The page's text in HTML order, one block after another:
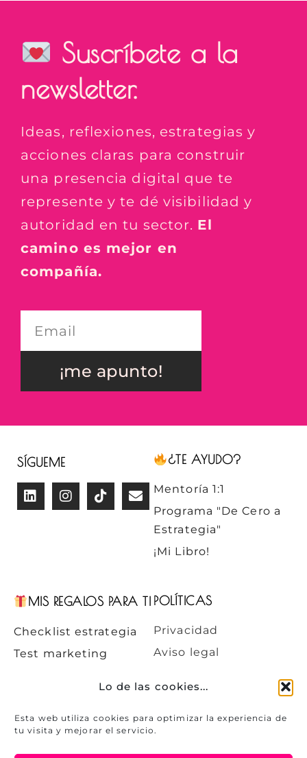
Lo de las cookies...
Esta web utiliza cookies para optimizar la experiencia de
tu visita y mejorar el servicio.
Suscríbete a la
newsletter.
Ideas, reflexiones, estrategias y
acciones claras para construir
una presencia digital que te
represente y te dé visibilidad y
autoridad en tu sector. El
camino es mejor en
compañía.
¡me apunto!
SÍGUEME ¿TE AYUDO?
Mentoría 1:1
Programa "De Cero a
Estrategia"
¡Mi Libro!
MIS REGALOS PARA TI
Checklist estrategia
Test marketing
POLÍTICAS
Privacidad
Aviso legal